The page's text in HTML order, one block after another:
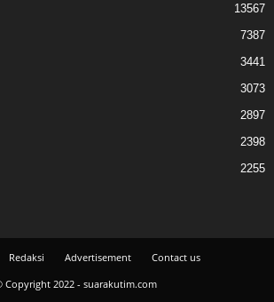
13567
7387
3441
3073
2897
2398
2255
Redaksi Advertisement
Contact us
Copyright 2022 - suarakutim.com